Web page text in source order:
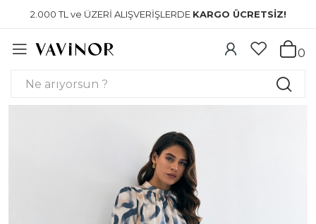
2.000 TL ve ÜZERİ ALIŞVERİŞLERDE KARGO ÜCRETSİZ!
0